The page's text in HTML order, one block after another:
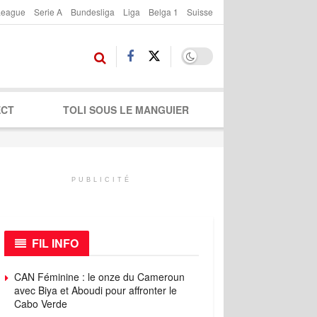
Serie A Bundesliga Liga Belga 1 Suisse
TOLI SOUS LE MANGUIER
PUBLICITÉ
FIL INFO
CAN Féminine : le onze du Cameroun
avec Biya et Aboudi pour affronter le
Cabo Verde